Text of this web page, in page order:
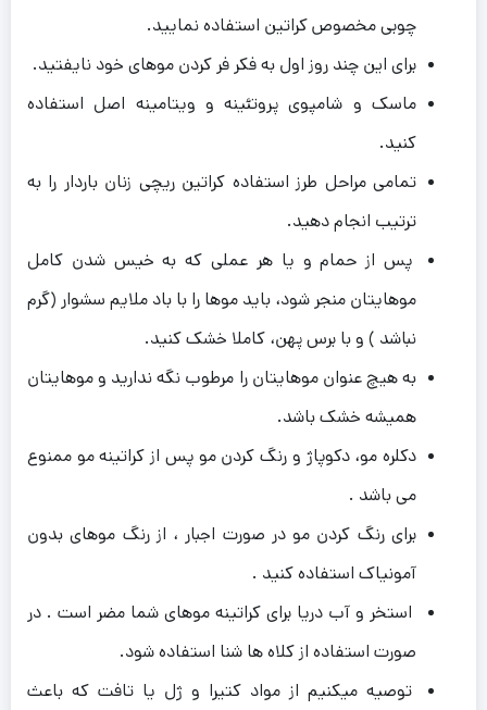
چوبی مخصوص کراتین استفاده نمایید.
برای این چند روز اول به فکر فر کردن موهای خود نایفتید.
ماسک و شامپوی پروتئینه و ویتامینه اصل استفاده
کنید.
تمامی مراحل طرز استفاده کراتین ریچی زنان باردار را به
ترتیب انجام دهید.
پس از حمام و یا هر عملی که به خیس شدن کامل
موهایتان منجر شود، باید موها را با باد ملایم سشوار (گرم
نباشد ) و با برس پهن، کاملا خشک کنید.
به هیچ عنوان موهایتان را مرطوب نگه ندارید و موهایتان
همیشه خشک باشد.
دکلره مو، دکوپاژ و رنگ کردن مو پس از کراتینه مو ممنوع
می باشد .
برای رنگ کردن مو در صورت اجبار ، از رنگ موهای بدون
آمونیاک استفاده کنید .
استخر و آب دریا برای کراتینه موهای شما مضر است . در
صورت استفاده از کلاه ها شنا استفاده شود.
توصیه میکنیم از مواد کتیرا و ژل یا تافت که باعث